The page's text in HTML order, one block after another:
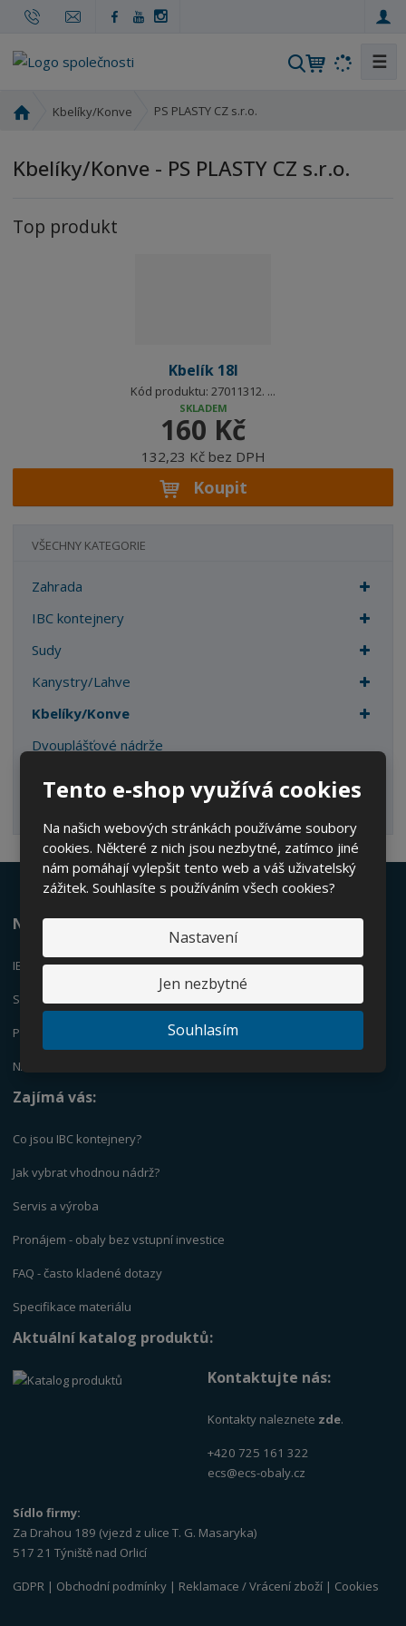
Tento e-shop využívá cookies
Na našich webových stránkách používáme soubory
cookies. Některé z nich jsou nezbytné, zatímco jiné
nám pomáhají vylepšit tento web a váš uživatelský
zážitek. Souhlasíte s používáním všech cookies?
Nastavení
Jen nezbytné
Souhlasím
V
d
☰
d
s
Kbelíky/Konve PS PLASTY CZ s.r.o.
Kbelíky/Konve - PS PLASTY CZ s.r.o.
Top produkt
Kbelík 18l
Kód produktu: 27011312. ...
SKLADEM
160 Kč
132,23 Kč bez DPH
Koupit
VŠECHNY KATEGORIE
Zahrada
IBC kontejnery
Sudy
Kanystry/Lahve
Kbelíky/Konve
Dvouplášťové nádrže
Nabízíme:
IBC KONTEJNERY
SUDY
PLASTOVÉ KANYSTRY
NÁDRŽE
Zajímá vás:
Co jsou IBC kontejnery?
Jak vybrat vhodnou nádrž?
Servis a výroba
Pronájem - obaly bez vstupní investice
FAQ - často kladené dotazy
Specifikace materiálu
Aktuální katalog produktů:
Kontaktujte nás:
Kontakty naleznete zde.
+420 725 161 322
ecs@ecs-obaly.cz
Sídlo firmy:
Za Drahou 189 (vjezd z ulice T. G. Masaryka)
517 21 Týniště nad Orlicí
GDPR | Obchodní podmínky | Reklamace / Vrácení zboží | Cookies